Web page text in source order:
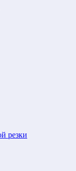
резки